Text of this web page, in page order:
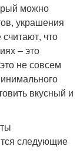
можно
украшения
что
– это
не совсем
вкусный и
следующие